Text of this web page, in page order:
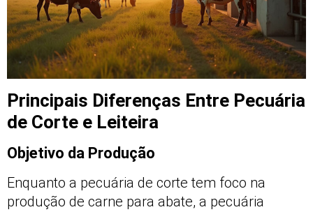
Principais Diferenças Entre Pecuária
de Corte e Leiteira
Objetivo da Produção
Enquanto a pecuária de corte tem foco na
produção de carne para abate, a pecuária